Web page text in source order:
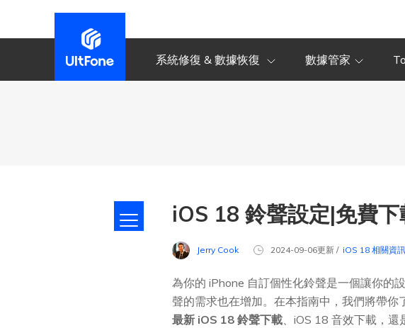
系統修復 & 數據恢復 數據管家
iOS 18 鈴聲設定|免費
Jerry Cook 2024-09-06更新 / iOS 18 相關資訊
為你的 iPhone 自訂個性化鈴聲是一個讓你的
聲的需求也在增加。在本指南中，我們將帶
最新 iOS 18 鈴聲下載、iOS 18 音效下載，還